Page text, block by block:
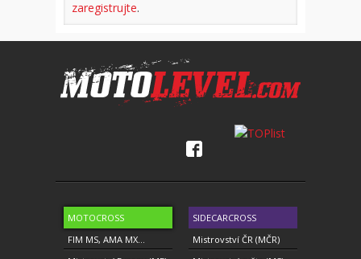
zaregistrujte.
MOTOCROSS
FIM MS, AMA MX...
SIDECARCROSS
Mistrovství ČR (MČR)